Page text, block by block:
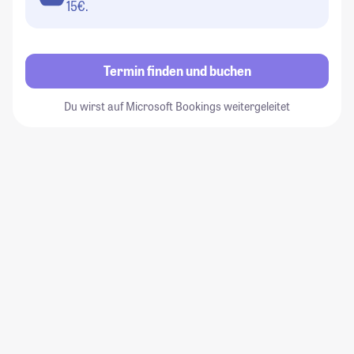
15€.
Termin finden und buchen
Du wirst auf Microsoft Bookings weitergeleitet